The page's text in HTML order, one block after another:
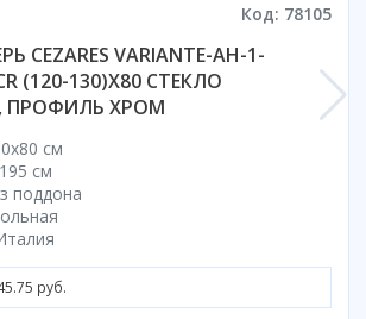
Код: 78105
CEZARES VARIANTE-AH-1-
(120-130)X80 СТЕКЛО
ПРОФИЛЬ ХРОМ
cм
см
поддона
руб.